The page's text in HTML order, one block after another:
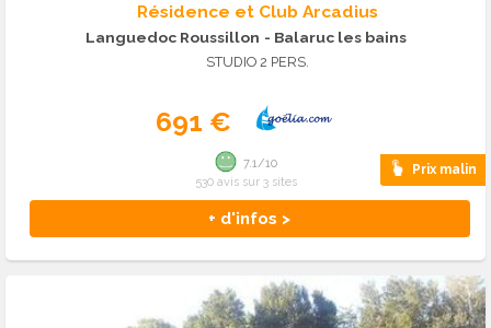
Résidence et Club Arcadius
Languedoc Roussillon - Balaruc les bains
STUDIO 2 PERS.
691 €
Prix malin
+ d'infos >
7.1/10
530 avis sur 3 sites